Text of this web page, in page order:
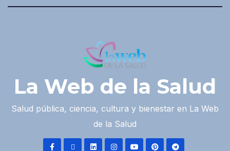
La Web de la Salud
Salud pública, ciencia, cultura y bienestar en La Web
de la Salud